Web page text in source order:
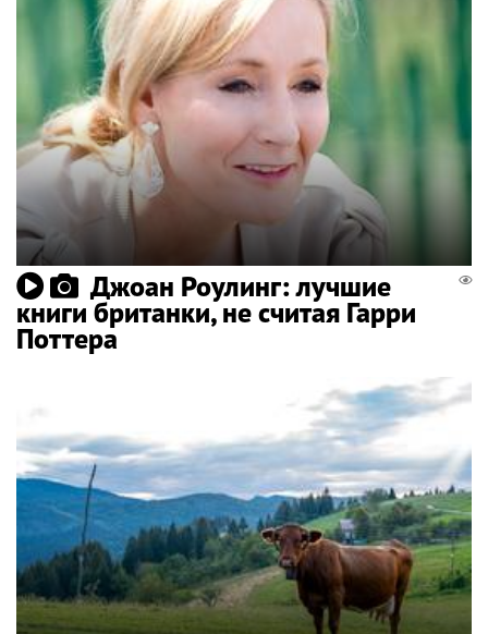
Джоан Роулинг: лучшие
книги британки, не считая Гарри
Поттера